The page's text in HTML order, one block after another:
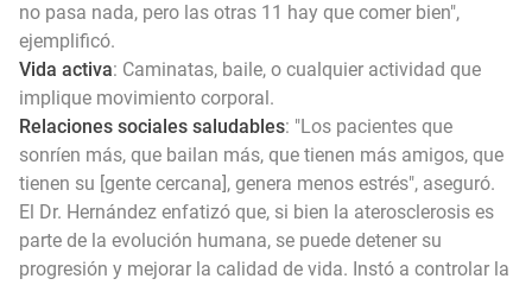
no pasa nada, pero las otras 11 hay que comer bien",
ejemplificó.
Vida activa: Caminatas, baile, o cualquier actividad que
implique movimiento corporal.
Relaciones sociales saludables: "Los pacientes que
sonríen más, que bailan más, que tienen más amigos, que
tienen su [gente cercana], genera menos estrés", aseguró.
El Dr. Hernández enfatizó que, si bien la aterosclerosis es
parte de la evolución humana, se puede detener su
progresión y mejorar la calidad de vida. Instó a controlar la